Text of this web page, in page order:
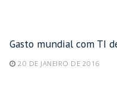
Gasto mundial com TI
20 DE JANEIRO DE 2016